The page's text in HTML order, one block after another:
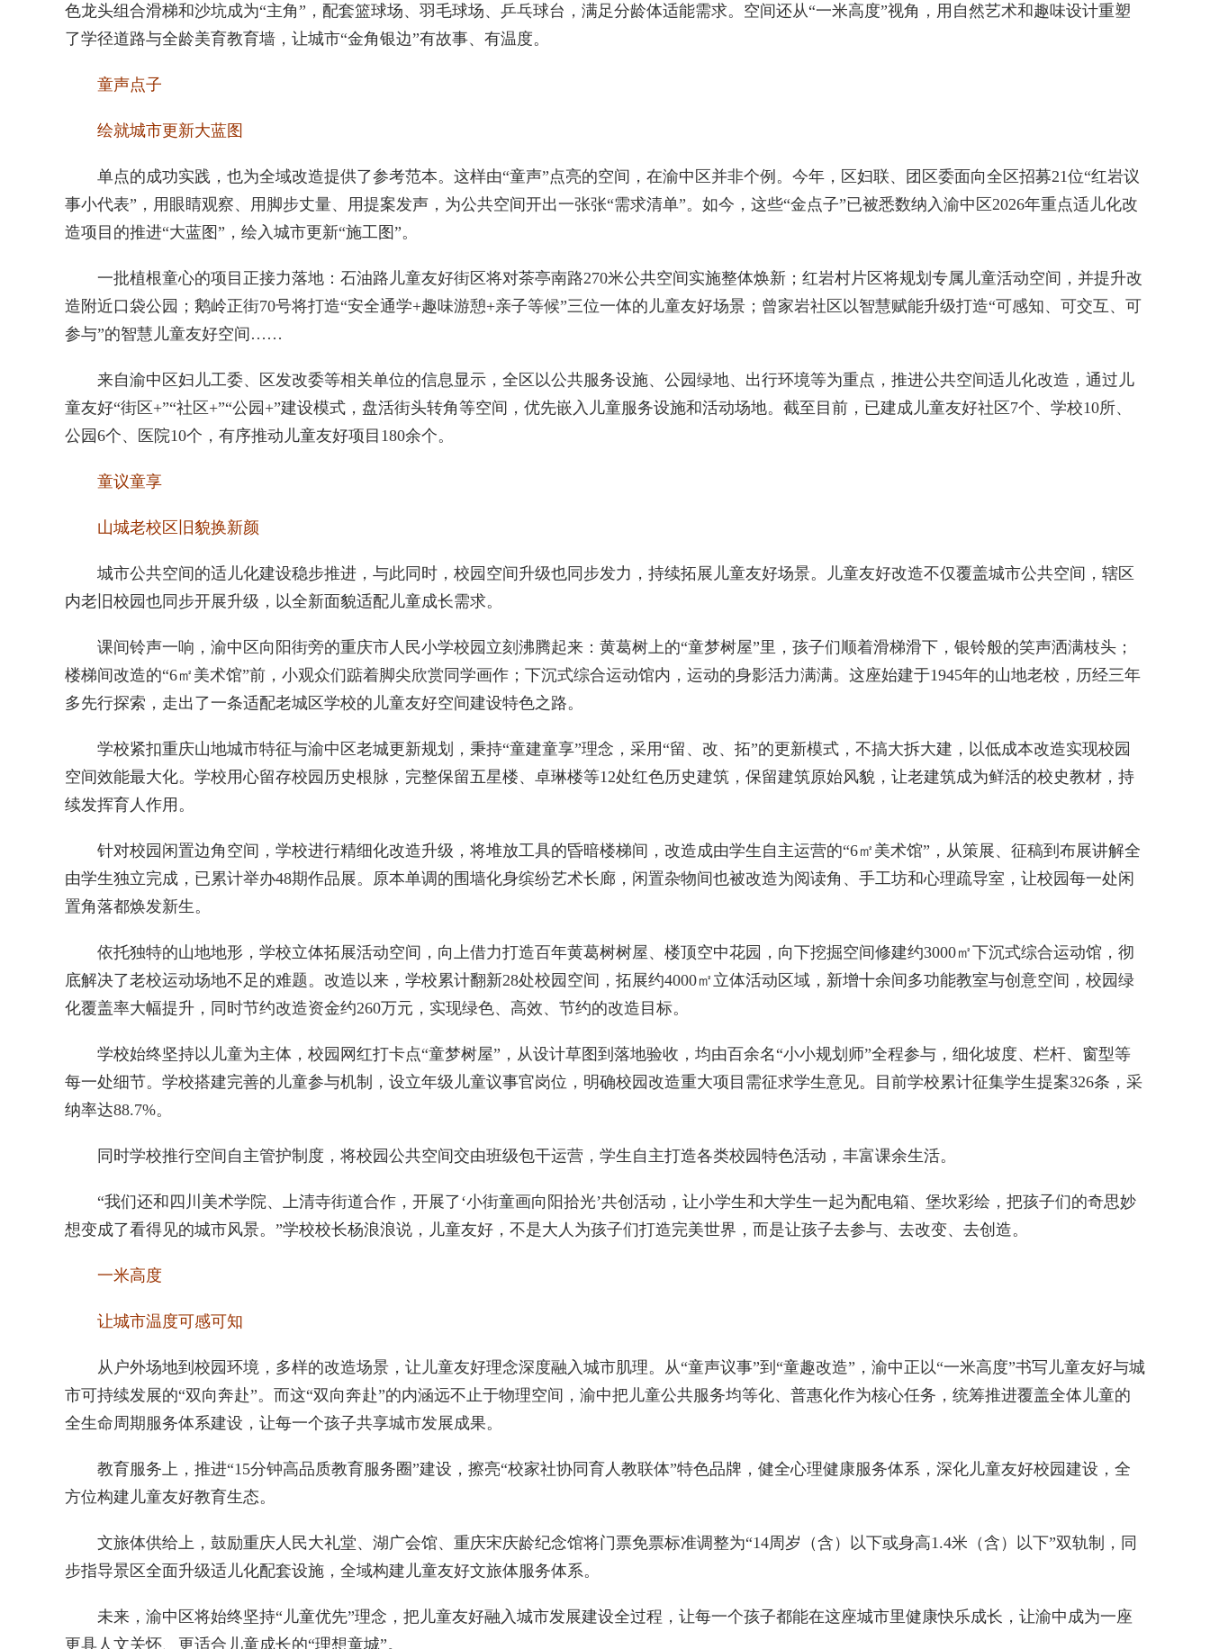
色龙头组合滑梯和沙坑成为“主角”，配套篮球场、羽毛球场、乒乓球台，满足分龄体适能需求。空间还从“一米高度”视角，用自然艺术和趣味设计重塑
了学径道路与全龄美育教育墙，让城市“金角银边”有故事、有温度。
童声点子
绘就城市更新大蓝图
单点的成功实践，也为全域改造提供了参考范本。这样由“童声”点亮的空间，在渝中区并非个例。今年，区妇联、团区委面向全区招募21位“红岩议
事小代表”，用眼睛观察、用脚步丈量、用提案发声，为公共空间开出一张张“需求清单”。如今，这些“金点子”已被悉数纳入渝中区2026年重点适儿化改
造项目的推进“大蓝图”，绘入城市更新“施工图”。
一批植根童心的项目正接力落地：石油路儿童友好街区将对茶亭南路270米公共空间实施整体焕新；红岩村片区将规划专属儿童活动空间，并提升改
造附近口袋公园；鹅岭正街70号将打造“安全通学+趣味游憩+亲子等候”三位一体的儿童友好场景；曾家岩社区以智慧赋能升级打造“可感知、可交互、可
参与”的智慧儿童友好空间……
来自渝中区妇儿工委、区发改委等相关单位的信息显示，全区以公共服务设施、公园绿地、出行环境等为重点，推进公共空间适儿化改造，通过儿
童友好“街区+”“社区+”“公园+”建设模式，盘活街头转角等空间，优先嵌入儿童服务设施和活动场地。截至目前，已建成儿童友好社区7个、学校10所、
公园6个、医院10个，有序推动儿童友好项目180余个。
童议童享
山城老校区旧貌换新颜
城市公共空间的适儿化建设稳步推进，与此同时，校园空间升级也同步发力，持续拓展儿童友好场景。儿童友好改造不仅覆盖城市公共空间，辖区
内老旧校园也同步开展升级，以全新面貌适配儿童成长需求。
课间铃声一响，渝中区向阳街旁的重庆市人民小学校园立刻沸腾起来：黄葛树上的“童梦树屋”里，孩子们顺着滑梯滑下，银铃般的笑声洒满枝头；
楼梯间改造的“6㎡美术馆”前，小观众们踮着脚尖欣赏同学画作；下沉式综合运动馆内，运动的身影活力满满。这座始建于1945年的山地老校，历经三年
多先行探索，走出了一条适配老城区学校的儿童友好空间建设特色之路。
学校紧扣重庆山地城市特征与渝中区老城更新规划，秉持“童建童享”理念，采用“留、改、拓”的更新模式，不搞大拆大建，以低成本改造实现校园
空间效能最大化。学校用心留存校园历史根脉，完整保留五星楼、卓琳楼等12处红色历史建筑，保留建筑原始风貌，让老建筑成为鲜活的校史教材，持
续发挥育人作用。
针对校园闲置边角空间，学校进行精细化改造升级，将堆放工具的昏暗楼梯间，改造成由学生自主运营的“6㎡美术馆”，从策展、征稿到布展讲解全
由学生独立完成，已累计举办48期作品展。原本单调的围墙化身缤纷艺术长廊，闲置杂物间也被改造为阅读角、手工坊和心理疏导室，让校园每一处闲
置角落都焕发新生。
依托独特的山地地形，学校立体拓展活动空间，向上借力打造百年黄葛树树屋、楼顶空中花园，向下挖掘空间修建约3000㎡下沉式综合运动馆，彻
底解决了老校运动场地不足的难题。改造以来，学校累计翻新28处校园空间，拓展约4000㎡立体活动区域，新增十余间多功能教室与创意空间，校园绿
化覆盖率大幅提升，同时节约改造资金约260万元，实现绿色、高效、节约的改造目标。
学校始终坚持以儿童为主体，校园网红打卡点“童梦树屋”，从设计草图到落地验收，均由百余名“小小规划师”全程参与，细化坡度、栏杆、窗型等
每一处细节。学校搭建完善的儿童参与机制，设立年级儿童议事官岗位，明确校园改造重大项目需征求学生意见。目前学校累计征集学生提案326条，采
纳率达88.7%。
同时学校推行空间自主管护制度，将校园公共空间交由班级包干运营，学生自主打造各类校园特色活动，丰富课余生活。
“我们还和四川美术学院、上清寺街道合作，开展了‘小街童画向阳拾光’共创活动，让小学生和大学生一起为配电箱、堡坎彩绘，把孩子们的奇思妙
想变成了看得见的城市风景。”学校校长杨浪浪说，儿童友好，不是大人为孩子们打造完美世界，而是让孩子去参与、去改变、去创造。
一米高度
让城市温度可感可知
从户外场地到校园环境，多样的改造场景，让儿童友好理念深度融入城市肌理。从“童声议事”到“童趣改造”，渝中正以“一米高度”书写儿童友好与城
市可持续发展的“双向奔赴”。而这“双向奔赴”的内涵远不止于物理空间，渝中把儿童公共服务均等化、普惠化作为核心任务，统筹推进覆盖全体儿童的
全生命周期服务体系建设，让每一个孩子共享城市发展成果。
教育服务上，推进“15分钟高品质教育服务圈”建设，擦亮“校家社协同育人教联体”特色品牌，健全心理健康服务体系，深化儿童友好校园建设，全
方位构建儿童友好教育生态。
文旅体供给上，鼓励重庆人民大礼堂、湖广会馆、重庆宋庆龄纪念馆将门票免票标准调整为“14周岁（含）以下或身高1.4米（含）以下”双轨制，同
步指导景区全面升级适儿化配套设施，全域构建儿童友好文旅体服务体系。
未来，渝中区将始终坚持“儿童优先”理念，把儿童友好融入城市发展建设全过程，让每一个孩子都能在这座城市里健康快乐成长，让渝中成为一座
更具人文关怀、更适合儿童成长的“理想童城”。